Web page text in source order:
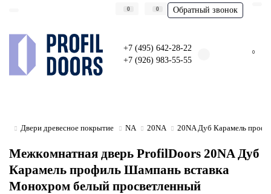
0 0 Обратный звонок
+7 (495) 642-28-22
+7 (926) 983-55-55
0
Двери древесное покрытие NA 20NA 20NA Дуб Карамель
Межкомнатная дверь ProfilDoors 20NA Дуб
Карамель профиль Шампань вставка
Монохром белый просветленный